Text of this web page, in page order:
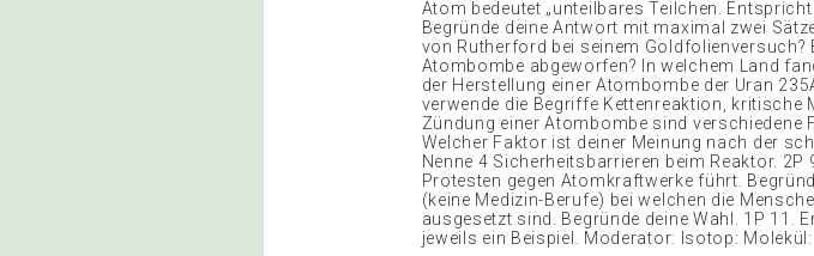
Atom bedeutet „unteilbares Teilchen.
Begründe deine Antwort mit maximal zwei
von Rutherford bei seinem Goldfolienversuch?
Atombombe abgeworfen? In welchem Land
der Herstellung einer Atombombe der Uran
verwende die Begriffe Kettenreaktion, kritische
Zündung einer Atombombe sind
Welcher Faktor ist deiner Meinung nach der
Nenne 4 Sicherheitsbarrieren beim Reaktor.
Protesten gegen Atomkraftwerke führt.
(keine Medizin-Berufe) bei welchen die
ausgesetzt sind. Begründe deine Wahl. 1P 11.
jeweils ein Beispiel. Moderator: Isotop: Molekül: